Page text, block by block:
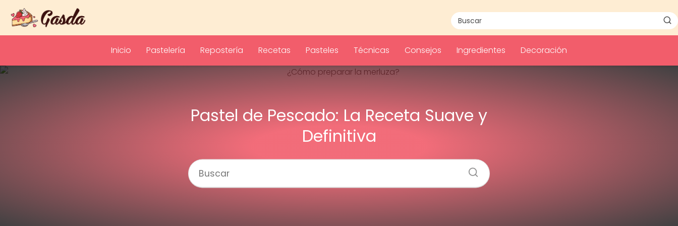
Inicio Pastelería Repostería Recetas Pasteles Técnicas Consejos Ingredientes Decoración
Pastel de Pescado: La Receta Suave y
Definitiva